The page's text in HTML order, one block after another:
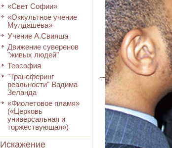
«Свет Софии»
«Оккультное учение
Мулдашева»
Учение А.Свияша
Движение суверенов
"живых людей"
Теософия
"Трансферинг
реальности" Вадима
Зеланда
«Фиолетовое пламя»
(«Церковь
универсальная и
торжествующая»)
Искажение